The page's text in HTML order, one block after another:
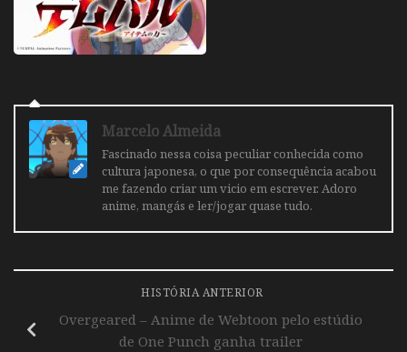
Marcelo Almeida
Fascinado nessa coisa peculiar conhecida como
cultura japonesa, o que por consequência acabou
me fazendo criar um vicio em escrever. Adoro
anime, mangás e ler/jogar quase tudo.
HISTÓRIA ANTERIOR
Overgeared – Anime de Webtoon pelo estúdio
de One Punch ganha trailer